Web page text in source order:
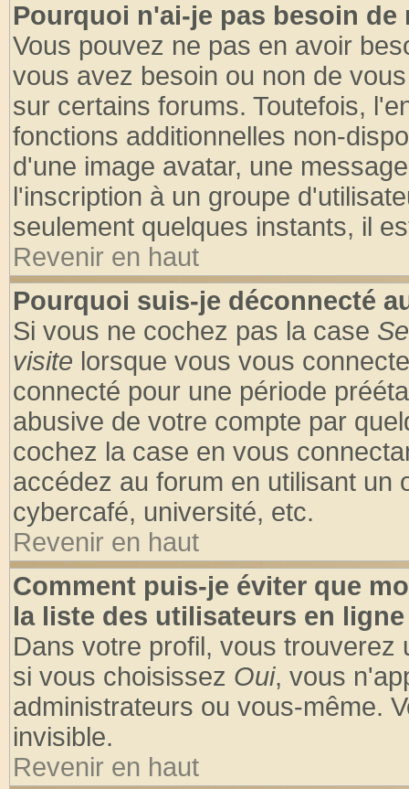
Pourquoi n'ai-je pas besoin de
Vous pouvez ne pas en avoir
vous avez besoin ou non de
sur certains forums. Toutefois,
fonctions additionnelles non-
d'une image avatar, une
l'inscription à un groupe
seulement quelques instants, il
Revenir en haut
Pourquoi suis-je déconnecté
Si vous ne cochez pas la case
visite lorsque vous vous
connecté pour une période
abusive de votre compte par
cochez la case en vous
accédez au forum en utilisant un
cybercafé, université, etc.
Revenir en haut
Comment puis-je éviter que
la liste des utilisateurs en
Dans votre profil, vous trouverez
si vous choisissez Oui, vous
administrateurs ou vous-même.
invisible.
Revenir en haut